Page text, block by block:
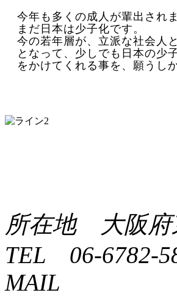
今年も多くの成人が輩出され
まだ日本は少子化です。
今の若年層が、立派な社会人
となって、少しでも日本の少
をかけてくれる事を、願うし
所在地 大阪府
TEL 06-6782-
MAIL